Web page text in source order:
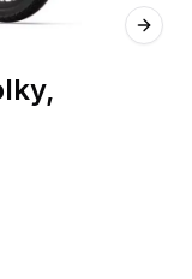
Next